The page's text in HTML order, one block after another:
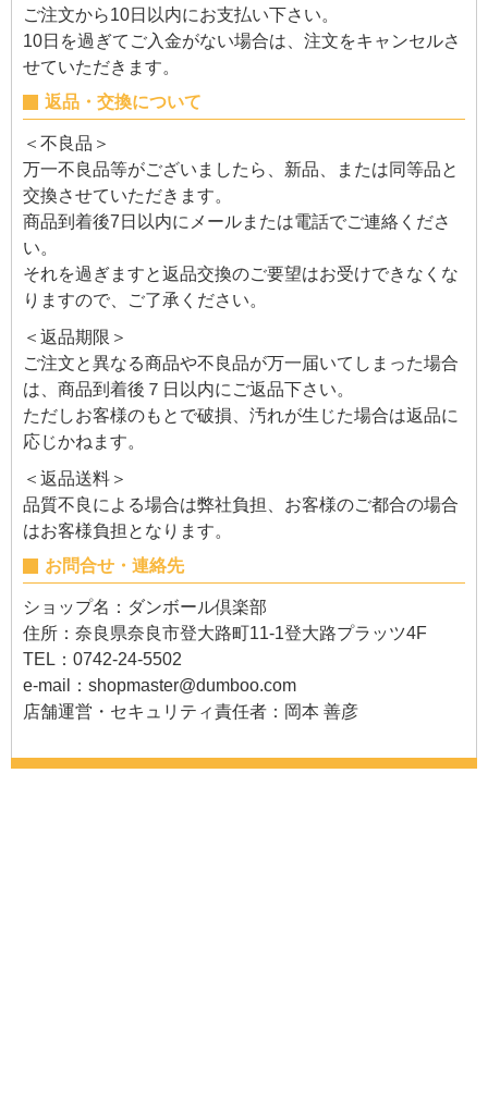
ご注文から10日以内にお支払い下さい。
10日を過ぎてご入金がない場合は、注文をキャンセルさ
せていただきます。
返品・交換について
＜不良品＞
万一不良品等がございましたら、新品、または同等品と
交換させていただきます。
商品到着後7日以内にメールまたは電話でご連絡くださ
い。
それを過ぎますと返品交換のご要望はお受けできなくな
りますので、ご了承ください。
＜返品期限＞
ご注文と異なる商品や不良品が万一届いてしまった場合
は、商品到着後７日以内にご返品下さい。
ただしお客様のもとで破損、汚れが生じた場合は返品に
応じかねます。
＜返品送料＞
品質不良による場合は弊社負担、お客様のご都合の場合
はお客様負担となります。
お問合せ・連絡先
ショップ名：ダンボール倶楽部
住所：奈良県奈良市登大路町11-1登大路プラッツ4F
TEL：0742-24-5502
e-mail： shopmaster@dumboo.com
店舗運営・セキュリティ責任者：岡本 善彦